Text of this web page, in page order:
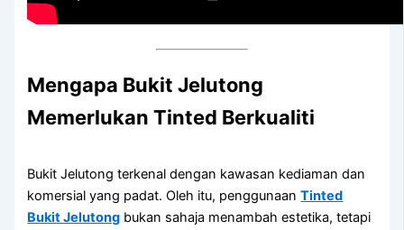
Mengapa Bukit Jelutong
Memerlukan Tinted Berkualiti
Bukit Jelutong terkenal dengan kawasan kediaman dan
komersial yang padat. Oleh itu, penggunaanTinted
Bukit Jelutong bukan sahaja menambah estetika, tetapi